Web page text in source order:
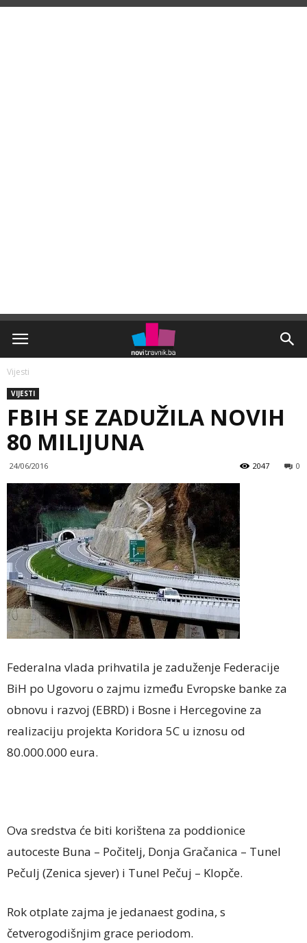
Vijesti
VIJESTI
FBIH SE ZADUŽILA NOVIH
80 MILIJUNA
24/06/2016 0
2047
Federalna vlada prihvatila je zaduženje Federacije
BiH po Ugovoru o zajmu između Evropske banke za
obnovu i razvoj (EBRD) i Bosne i Hercegovine za
realizaciju projekta Koridora 5C u iznosu od
80.000.000 eura.
Ova sredstva će biti korištena za poddionice
autoceste Buna – Počitelj, Donja Gračanica – Tunel
Pečulj (Zenica sjever) i Tunel Pečuj – Klopče.
Rok otplate zajma je jedanaest godina, s
četverogodišnjim grace periodom.